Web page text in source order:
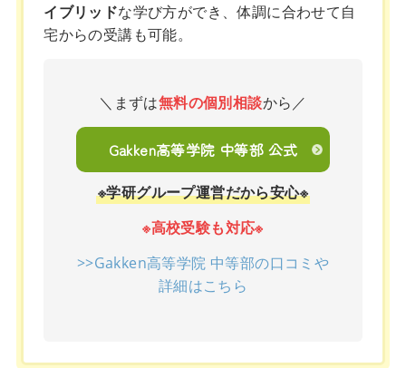
イブリッドな学び方ができ、体調に合わせて自
宅からの受講も可能。
＼まずは無料の個別相談から／
Gakken高等学院 中等部 公式
※学研グループ運営だから安心※
※高校受験も対応※
>>Gakken高等学院 中等部の口コミや
詳細はこちら